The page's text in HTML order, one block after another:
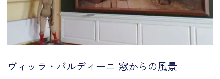
ヴィッラ・バルディーニ 窓からの風景